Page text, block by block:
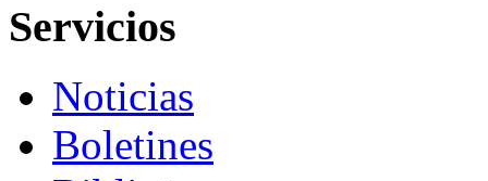
Servicios
Noticias
Boletines